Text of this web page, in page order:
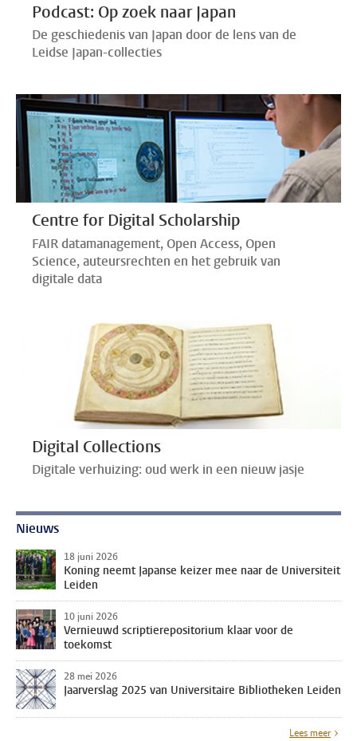
Podcast: Op zoek naar Japan
De geschiedenis van Japan door de lens van de
Leidse Japan-collecties
Centre for Digital Scholarship
FAIR datamanagement, Open Access, Open
Science, auteursrechten en het gebruik van
digitale data
Digital Collections
Digitale verhuizing: oud werk in een nieuw jasje
Nieuws
18 juni 2026
Koning neemt Japanse keizer mee naar de Universiteit
Leiden
10 juni 2026
Vernieuwd scriptierepositorium klaar voor de
toekomst
28 mei 2026
Jaarverslag 2025 van Universitaire Bibliotheken Leiden
Lees meer